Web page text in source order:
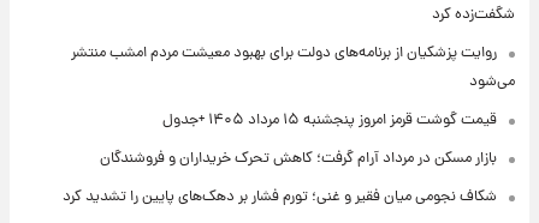
شگفت‌زده کرد
روایت پزشکیان از برنامه‌های دولت برای بهبود معیشت مردم امشب منتشر
می‌شود
قیمت گوشت قرمز امروز پنجشنبه ۱۵ مرداد ۱۴۰۵ +جدول
بازار مسکن در مرداد آرام گرفت؛ کاهش تحرک خریداران و فروشندگان
شکاف نجومی میان فقیر و غنی؛ تورم فشار بر دهک‌های پایین را تشدید کرد